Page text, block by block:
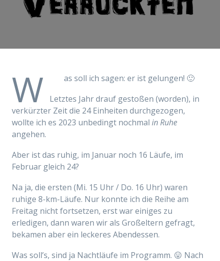
W
as soll ich sagen: er ist gelungen! 🙂
Letztes Jahr drauf gestoßen (worden), in
verkürzter Zeit die 24 Einheiten durchgezogen,
wollte ich es 2023 unbedingt nochmal in Ruhe
angehen.
Aber ist das ruhig, im Januar noch 16 Läufe, im
Februar gleich 24?
Na ja, die ersten (Mi. 15 Uhr / Do. 16 Uhr) waren
ruhige 8-km-Läufe. Nur konnte ich die Reihe am
Freitag nicht fortsetzen, erst war einiges zu
erledigen, dann waren wir als Großeltern gefragt,
bekamen aber ein leckeres Abendessen.
Was soll’s, sind ja Nachtläufe im Programm. 😛 Nach